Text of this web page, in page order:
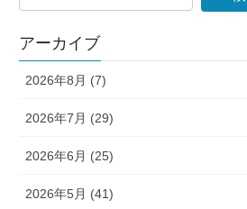
アーカイブ
2026年8月 (7)
2026年7月 (29)
2026年6月 (25)
2026年5月 (41)